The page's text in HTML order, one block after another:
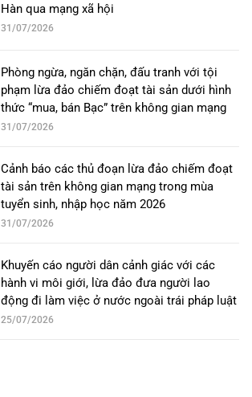
Hàn qua mạng xã hội
31/07/2026
Phòng ngừa, ngăn chặn, đấu tranh với tội
phạm lừa đảo chiếm đoạt tài sản dưới hình
thức “mua, bán Bạc” trên không gian mạng
31/07/2026
Cảnh báo các thủ đoạn lừa đảo chiếm đoạt
tài sản trên không gian mạng trong mùa
tuyển sinh, nhập học năm 2026
31/07/2026
Khuyến cáo người dân cảnh giác với các
hành vi môi giới, lừa đảo đưa người lao
động đi làm việc ở nước ngoài trái pháp luật
25/07/2026